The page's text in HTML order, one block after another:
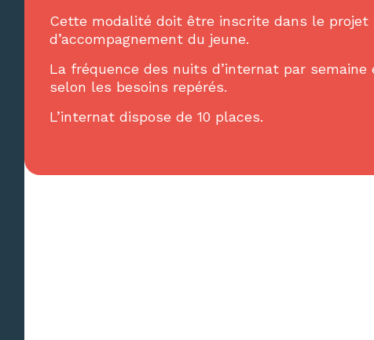
Cette modalité doit être inscrite dans le projet
d’accompagnement du jeune.
La fréquence des nuits d’internat par semaine
selon les besoins repérés.
L’internat dispose de 10 places.